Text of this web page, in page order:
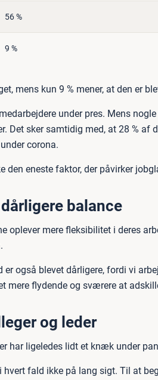
56 %
9 %
mens kun 9 % mener, at den er
under pres. Mens
Det sker samtidig med, at 28 % af
corona.
den eneste faktor, der påvirker
balance
oplever mere fleksibilitet i deres
også blevet dårligere, fordi vi
mere flydende og sværere at
og leder
har ligeledes lidt et knæk under
fald ikke på lang sigt. Til at